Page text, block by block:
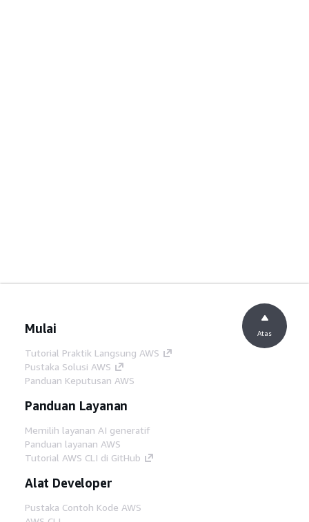
Mulai
Tutorial Praktik Langsung AWS
Pustaka Solusi AWS
Panduan Keputusan AWS
Panduan Layanan
Memilih layanan AI generatif
Panduan layanan AWS
Tutorial AWS CLI di GitHub
Alat Developer
Pustaka Contoh Kode AWS
Atas